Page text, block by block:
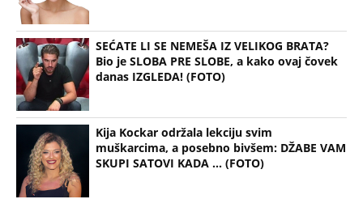
SEĆATE LI SE NEMEŠA IZ VELIKOG BRATA?
Bio je SLOBA PRE SLOBE, a kako ovaj čovek
danas IZGLEDA! (FOTO)
Kija Kockar održala lekciju svim
muškarcima, a posebno bivšem: DŽABE VAM
SKUPI SATOVI KADA ... (FOTO)